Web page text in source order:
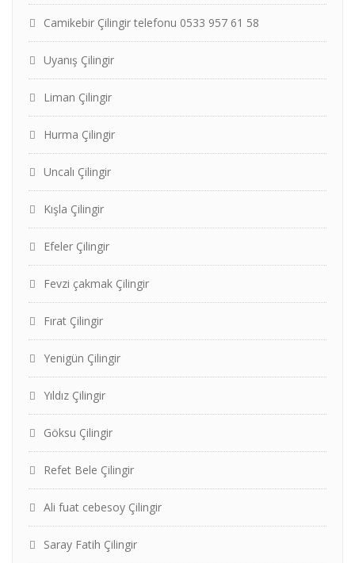
Camikebir Çilingir telefonu 0533 957 61 58
Uyanış Çilingir
Liman Çilingir
Hurma Çilingir
Uncalı Çilingir
Kışla Çilingir
Efeler Çilingir
Fevzi çakmak Çilingir
Fırat Çilingir
Yenigün Çilingir
Yıldız Çilingir
Göksu Çilingir
Refet Bele Çilingir
Ali fuat cebesoy Çilingir
Saray Fatih Çilingir